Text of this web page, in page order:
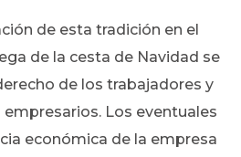
de esta tradición en el
de la cesta de Navidad se
de los trabajadores y
Los eventuales
económica de la empresa